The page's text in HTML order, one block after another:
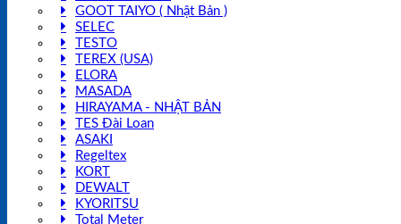
GOOT TAIYO ( Nhật Bản )
SELEC
TESTO
TEREX (USA)
ELORA
MASADA
HIRAYAMA - NHẬT BẢN
TES Đài Loan
ASAKI
Regeltex
KORT
DEWALT
KYORITSU
Total Meter